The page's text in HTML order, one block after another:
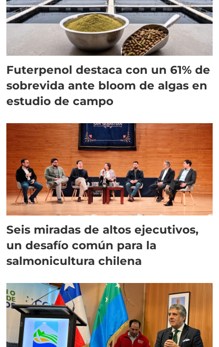
Futerpenol destaca con un 61% de
sobrevida ante bloom de algas en
estudio de campo
Seis miradas de altos ejecutivos,
un desafío común para la
salmonicultura chilena